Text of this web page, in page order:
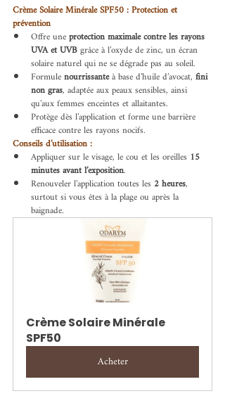
Crème Solaire Minérale SPF50 : Protection et
prévention
Offre une protection maximale contre les rayons
UVA et UVB grâce à l’oxyde de zinc, un écran
solaire naturel qui ne se dégrade pas au soleil.
Formule nourrissante à base d’huile d’avocat, fini
non gras, adaptée aux peaux sensibles, ainsi
qu’aux femmes enceintes et allaitantes.
Protège dès l’application et forme une barrière
efficace contre les rayons nocifs.
Conseils d’utilisation :
Appliquer sur le visage, le cou et les oreilles 15
minutes avant l’exposition.
Renouveler l’application toutes les 2 heures,
surtout si vous êtes à la plage ou après la
baignade.
Crème Solaire Minérale
SPF50
Acheter